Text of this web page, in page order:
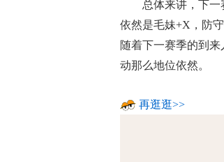
总体来讲，下
依然是毛妹+X，防
随着下一赛季的到
动那么地位依然。
再逛逛>>